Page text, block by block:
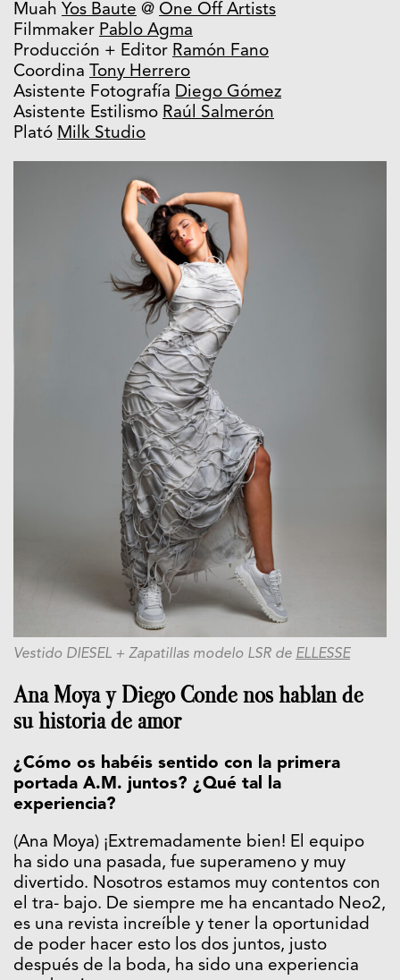
Muah Yos Baute @ One Off Artists
Filmmaker Pablo Agma
Producción + Editor Ramón Fano
Coordina
Tony Herrero
Asistente Fotografía Diego Gómez
Asistente Estilismo Raúl Salmerón
Plató Milk Studio
Vestido DIESEL + Zapatillas modelo LSR de ELLESSE
Ana Moya y Diego Conde nos hablan de
su historia de amor
¿Cómo os habéis sentido con la primera
portada A.M. juntos? ¿Qué tal la
experiencia?
(Ana Moya) ¡Extremadamente bien! El equipo
ha sido una pasada, fue superameno y muy
divertido. Nosotros estamos muy contentos con
el tra- bajo. De siempre me ha encantado Neo2,
es una revista increíble y tener la oportunidad
de poder hacer esto los dos juntos, justo
después de la boda, ha sido una experiencia